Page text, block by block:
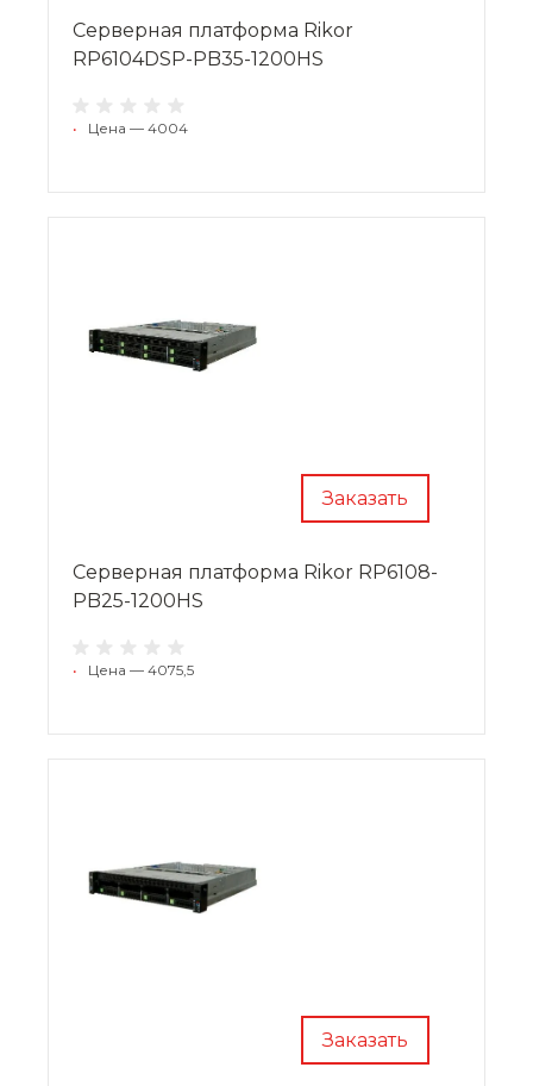
Серверная платформа Rikor
RP6104DSP-PB35-1200HS
• Цена — 4004
Заказать
Cерверная платформа Rikor RP6108-
PB25-1200HS
• Цена — 4075,5
Заказать